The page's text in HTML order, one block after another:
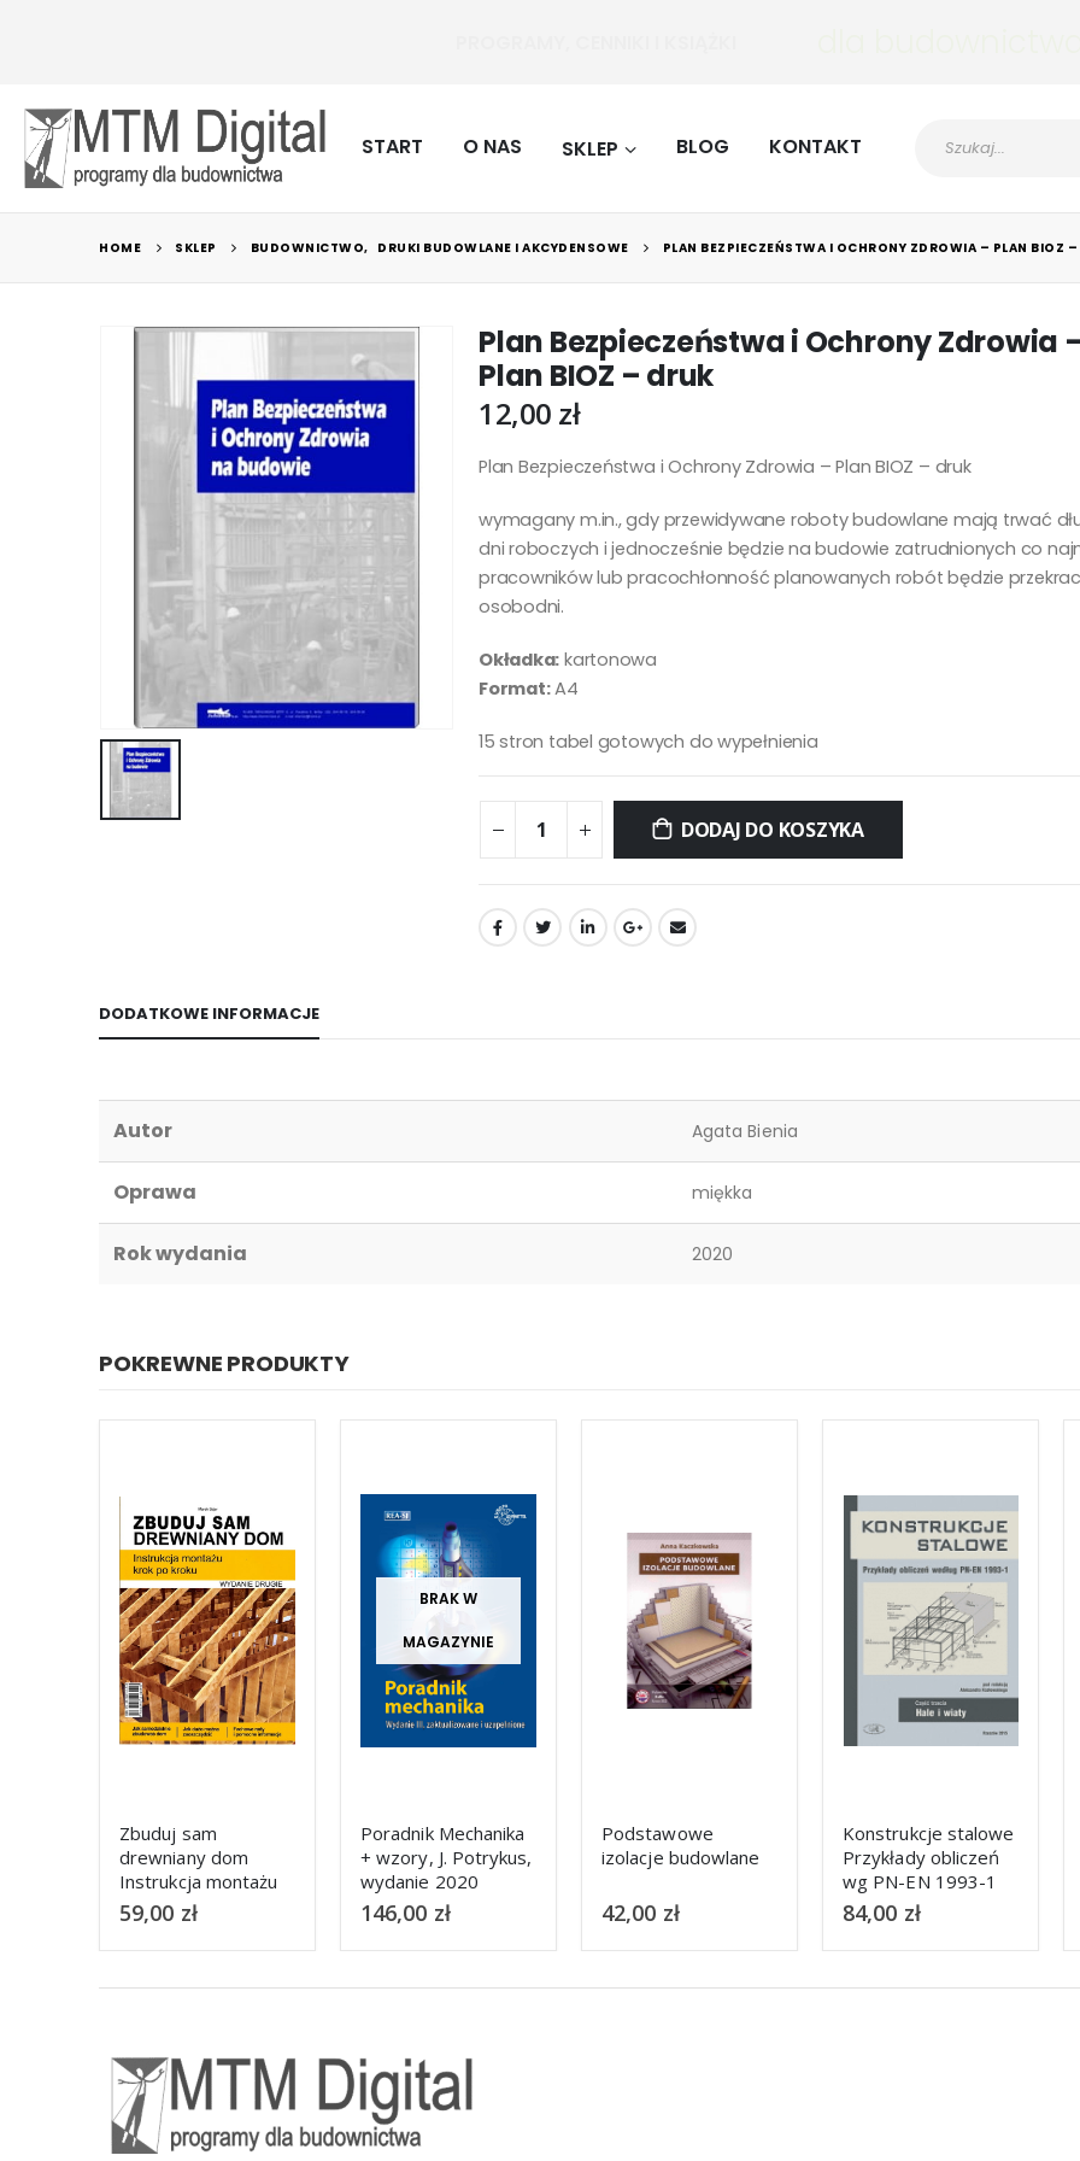
START O NAS SKLEP BLOG KONTAKT
HOME SKLEP BUDOWNICTWO, DRUKI BUDOWLANE I AKCYDENSOWE PLAN BEZPIECZEŃSTWA I OCHRONY ZDROWIA – PLAN BIOZ –
Plan Bezpieczeństwa i Ochrony Zdrowia
Plan BIOZ – druk
12,00 zł
Plan Bezpieczeństwa i Ochrony Zdrowia – Plan BIOZ – druk
wymagany m.in., gdy przewidywane roboty budowlane mają trwać
dni roboczych i jednocześnie będzie na budowie zatrudnionych co
pracowników lub pracochłonność planowanych robót będzie
osobodni.
Okładka: kartonowa
Format:A4
15 stron tabel gotowych do wypełnienia
DODAJ DO KOSZYKA
DODATKOWE INFORMACJE
Autor Agata Bienia
Oprawa miękka
Rok wydania 2020
POKREWNE PRODUKTY
BRAK W
MAGAZYNIE
Poradnik Mechanika
+ wzory, J. Potrykus,
wydanie 2020
146,00zł
Podstawowe
izolacje budowlane
42,00zł
Konstrukcje stalowe
Przykłady obliczeń
cz. 2 Stropy i
pomosty
84,00 zł
Konstrukcje
murowe. Remonty i
wzmocnienia
52,00 zł